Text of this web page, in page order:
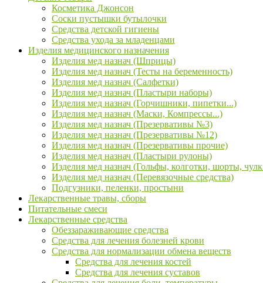
Косметика Джонсон
Соски пустышки бутылочки
Средства детской гигиены
Средства ухода за младенцами
Изделия медицинского назначения
Изделия мед назнач (Шприцы)
Изделия мед назнач (Тесты на беременность)
Изделия мед назнач (Салфетки)
Изделия мед назнач (Пластыри наборы)
Изделия мед назнач (Горчишники, пипетки...)
Изделия мед назнач (Маски, Компрессы...)
Изделия мед назнач (Презервативы №3)
Изделия мед назнач (Презервативы №12)
Изделия мед назнач (Презервативы прочие)
Изделия мед назнач (Пластыри рулоны)
Изделия мед назнач (Гольфы, колготки, шорты,
Изделия мед назнач (Перевязочные средства)
Подгузники, пеленки, простыни
Лекарственные травы, сборы
Питательные смеси
Лекарственные средства
Обеззараживающие средства
Средства для лечения болезней крови
Средства для нормализации обмена веществ
Средства для лечения костей
Средства для лечения суставов